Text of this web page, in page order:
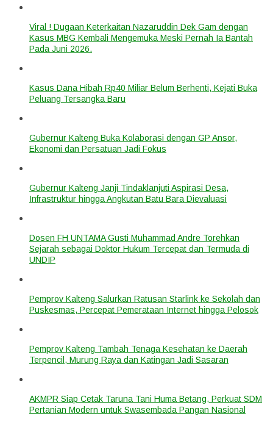
Viral ! Dugaan Keterkaitan Nazaruddin Dek Gam dengan
Kasus MBG Kembali Mengemuka Meski Pernah Ia Bantah
Pada Juni 2026.
Kasus Dana Hibah Rp40 Miliar Belum Berhenti, Kejati Buka
Peluang Tersangka Baru
Gubernur Kalteng Buka Kolaborasi dengan GP Ansor,
Ekonomi dan Persatuan Jadi Fokus
Gubernur Kalteng Janji Tindaklanjuti Aspirasi Desa,
Infrastruktur hingga Angkutan Batu Bara Dievaluasi
Dosen FH UNTAMA Gusti Muhammad Andre Torehkan
Sejarah sebagai Doktor Hukum Tercepat dan Termuda di
UNDIP
Pemprov Kalteng Salurkan Ratusan Starlink ke Sekolah dan
Puskesmas, Percepat Pemerataan Internet hingga Pelosok
Pemprov Kalteng Tambah Tenaga Kesehatan ke Daerah
Terpencil, Murung Raya dan Katingan Jadi Sasaran
AKMPR Siap Cetak Taruna Tani Huma Betang, Perkuat SDM
Pertanian Modern untuk Swasembada Pangan Nasional